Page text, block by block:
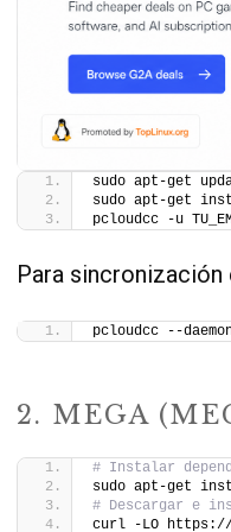
sudo apt-get
sudo apt-get
pcloudcc -u
Para sincronización
pcloudcc --
2. MEGA
# Instalar
sudo apt-get
# Descargar e
curl -LO https://